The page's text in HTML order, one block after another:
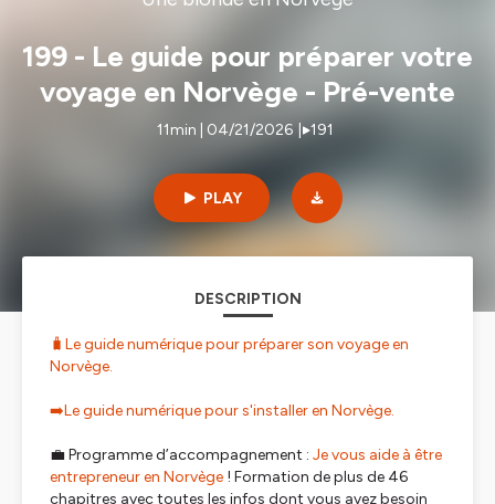
199 - Le guide pour préparer votre
voyage en Norvège - Pré-vente
11min | 04/21/2026 191
PLAY
DESCRIPTION
🧳Le guide numérique pour préparer son voyage en
Norvège.
➡️Le guide numérique pour s'installer en Norvège.
💼 Programme d’accompagnement : Je vous aide à être
entrepreneur en Norvège ! Formation de plus de 46
chapitres avec toutes les infos dont vous avez besoin